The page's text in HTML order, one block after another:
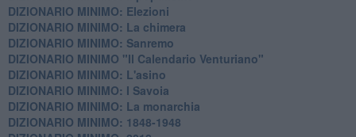
DIZIONARIO MINIMO: Elezioni
DIZIONARIO MINIMO: La chimera
DIZIONARIO MINIMO: Sanremo
DIZIONARIO MINIMO "Il Calendario Venturiano"
DIZIONARIO MINIMO: L'asino
DIZIONARIO MINIMO: I Savoia
DIZIONARIO MINIMO: La monarchia
DIZIONARIO MINIMO: 1848-1948